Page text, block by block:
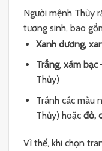
Người mệnh Thủy
tương sinh, bao
Xanh dương,
Trắng, xám bạc
Thủy)
Tránh các màu
Thủy) hoặc đỏ,
Vì thế, khi chọn